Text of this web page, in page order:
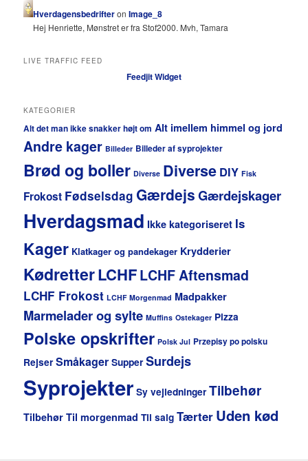
HverdagensbedrifteronImage_8
Hej Henriette, Mønstret er fra Stof2000. Mvh, Tamara
LIVE TRAFFIC FEED
Feedjit Widget
KATEGORIER
Alt det man ikke snakker højt om Alt imellem himmel og jord
Andre kager Billeder Billeder af syprojekter
Brød og boller Diverse Diverse DIY Fisk
Frokost Fødselsdag GærdejsGærdejskager
Hverdagsmad Ikke kategoriseret Is
Kager Klatkager og pandekager Krydderier
KødretterLCHFLCHF Aftensmad
LCHF Frokost LCHF Morgenmad Madpakker
Marmelader og sylte Muffins Ostekager Pizza
Polske opskrifter Polsk Jul Przepisy po polsku
Rejser Småkager Supper Surdejs
Syprojekter Sy vejledninger Tilbehør
Tilbehør Til morgenmad Til salg Tærter Uden kød